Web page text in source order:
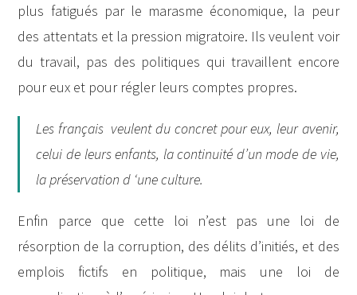
plus fatigués par le marasme économique, la peur
des attentats et la pression migratoire. Ils veulent voir
du travail, pas des politiques qui travaillent encore
pour eux et pour régler leurs comptes propres.
Les français veulent du concret pour eux, leur avenir,
celui de leurs enfants, la continuité d’un mode de vie,
la préservation d ‘une culture.
Enfin parce que cette loi n’est pas une loi de
résorption de la corruption, des délits d’initiés, et des
emplois fictifs en politique, mais une loi de